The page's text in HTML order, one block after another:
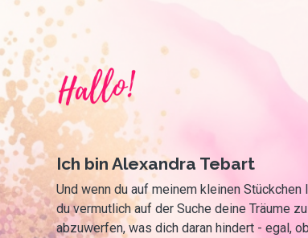
Ich bin Alexandra Tebart
Und wenn du auf meinem kleinen
du vermutlich auf der Suche deine Träume
abzuwerfen, was dich daran hindert - egal,